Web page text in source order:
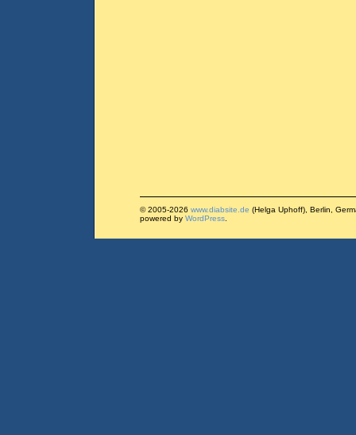
© 2005-2026 www.diabsite.de (Helga Uphoff), Berlin,
powered by WordPress.